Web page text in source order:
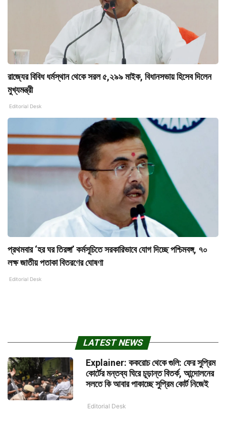
রাজ্যের বিবিধ ধর্মস্থান থেকে সরল ৫,২৯৯ মাইক, বিধানসভায় হিসেব দিলেন
মুখ্যমন্ত্রী
Editorial Desk
প্রথমবার ‘হর ঘর তিরঙ্গা’ কর্মসূচিতে সরকারিভাবে যোগ দিচ্ছে পশ্চিমবঙ্গ, ৭০
লক্ষ জাতীয় পতাকা বিতরণের ঘোষণা
Editorial Desk
LATEST NEWS
Explainer: ককরোচ থেকে গুলি: ফের সুপ্রিম
কোর্টের মন্তব্য ঘিরে চূড়ান্ত বিতর্ক, আন্দোলনের
সলতে কি আবার পাকাচ্ছে সুপ্রিম কোর্ট নিজেই
Editorial Desk